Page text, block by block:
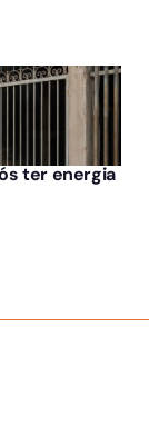
ter energia